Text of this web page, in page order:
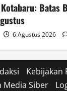
Batas
6 Agustus 2026
Kebijakan
Media Siber